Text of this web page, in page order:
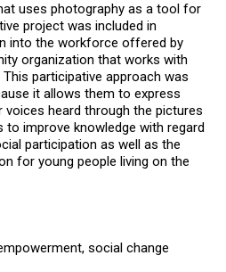
uses photography as a tool for
project was included in
into the workforce offered by
organization that works with
participative approach was
it allows them to express
voices heard through the pictures
to improve knowledge with regard
participation as well as the
for young people living on the
social change